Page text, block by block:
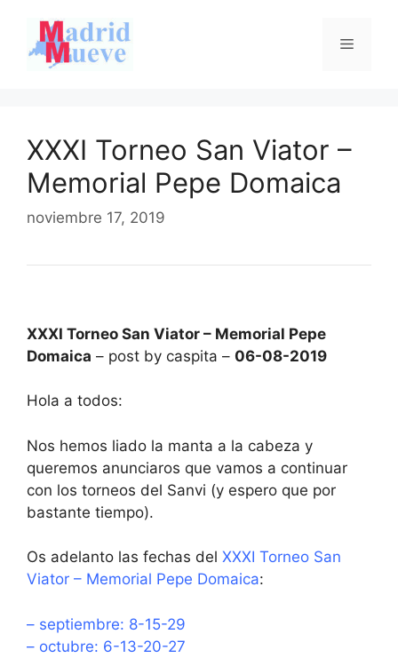
contenido
Menú
XXXI Torneo San Viator –
Memorial Pepe Domaica
noviembre 17, 2019
XXXI Torneo San Viator – Memorial Pepe
Domaica – post by caspita – 06-08-2019
Hola a todos:
Nos hemos liado la manta a la cabeza y
queremos anunciaros que vamos a continuar
con los torneos del Sanvi (y espero que por
bastante tiempo).
Os adelanto las fechas del XXXI Torneo San
Viator – Memorial Pepe Domaica:
– septiembre: 8-15-29
– octubre: 6-13-20-27